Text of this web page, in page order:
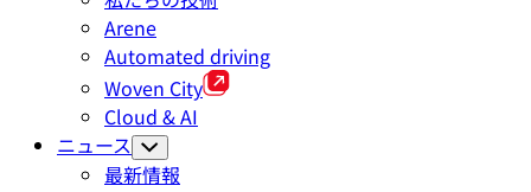
Arene
Automated driving
Woven City
Cloud & AI
ニュース
最新情報